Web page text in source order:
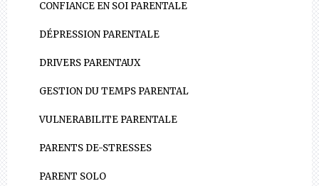
CONFIANCE EN SOI PARENTALE
DÉPRESSION PARENTALE
DRIVERS PARENTAUX
GESTION DU TEMPS PARENTAL
VULNERABILITE PARENTALE
PARENTS DE-STRESSES
PARENT SOLO